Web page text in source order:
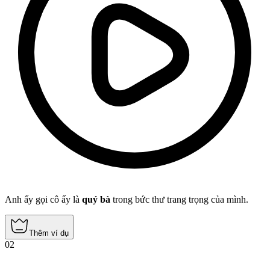
Anh ấy gọi cô ấy là quý bà trong bức thư trang trọng của mình.
Thêm ví dụ
02